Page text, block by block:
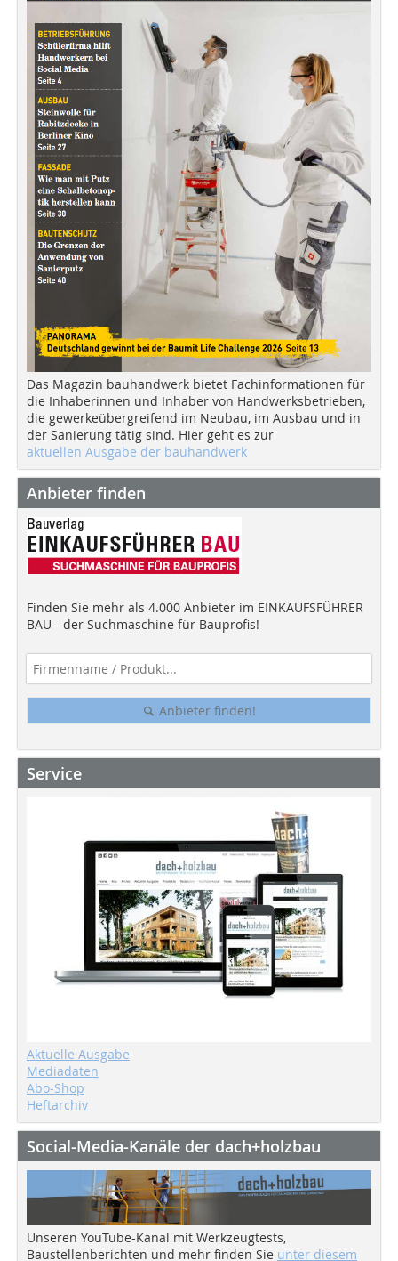
Das Magazin bauhandwerk bietet Fachinformationen für
die Inhaberinnen und Inhaber von Handwerksbetrieben,
die gewerkeübergreifend im Neubau, im Ausbau und in
der Sanierung tätig sind. Hier geht es zur
aktuellen Ausgabe der bauhandwerk
Anbieter finden
Finden Sie mehr als 4.000 Anbieter im EINKAUFSFÜHRER
BAU - der Suchmaschine für Bauprofis!
Anbieter finden!
Service
Aktuelle Ausgabe
Mediadaten
Abo-Shop
Heftarchiv
Social-Media-Kanäle der dach+holzbau
Unseren YouTube-Kanal mit Werkzeugtests,
Baustellenberichten und mehr finden Sie unter diesem